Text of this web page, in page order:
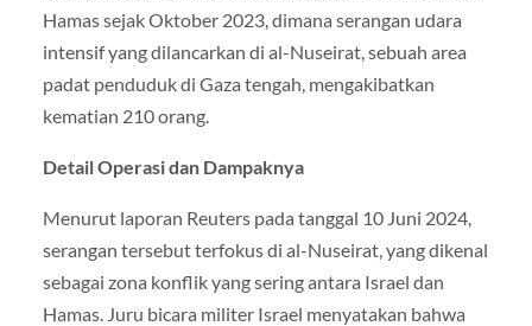
Hamas sejak Oktober 2023, dimana serangan udara
intensif yang dilancarkan di al-Nuseirat, sebuah area
padat penduduk di Gaza tengah, mengakibatkan
kematian 210 orang.
Detail Operasi dan Dampaknya
Menurut laporan Reuters pada tanggal 10 Juni 2024,
serangan tersebut terfokus di al-Nuseirat, yang dikenal
sebagai zona konflik yang sering antara Israel dan
Hamas. Juru bicara militer Israel menyatakan bahwa